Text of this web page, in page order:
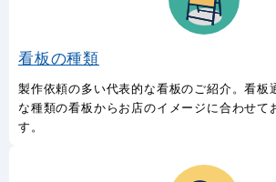
看板の種類
製作依頼の多い代表的な看板のご紹介。看板
な種類の看板からお店のイメージに合わせて
す。